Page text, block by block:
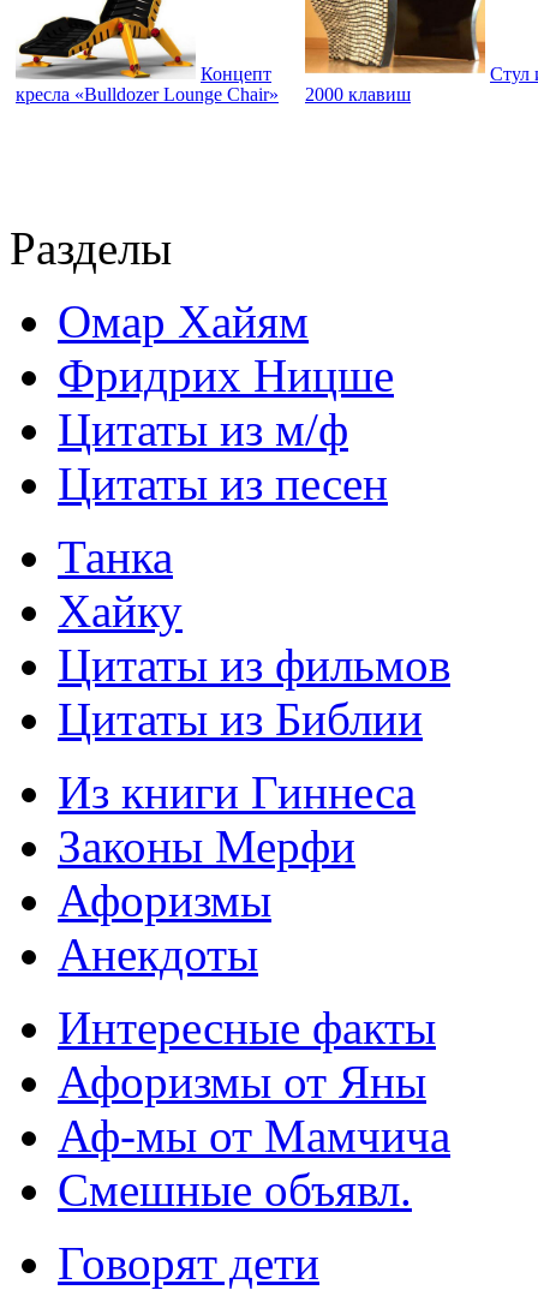
Концепт
кресла «Bulldozer Lounge Chair»
Стул
2000 клавиш
Разделы
Омар Хайям
Фридрих Ницше
Цитаты из м/ф
Цитаты из песен
Танка
Хайку
Цитаты из фильмов
Цитаты из Библии
Из книги Гиннеса
Законы Мерфи
Афоризмы
Анекдоты
Интересные факты
Афоризмы от Яны
Аф-мы от Мамчича
Смешные объявл.
Говорят дети